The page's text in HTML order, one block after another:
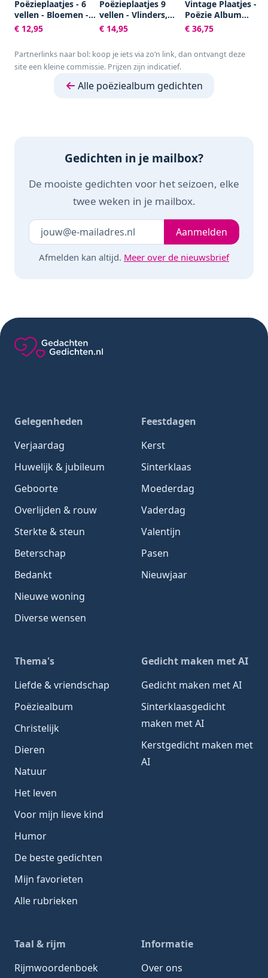
Poëzieplaatjes - 6
vellen - Bloemen -
Poëziealbum -
hobby - creatief -
vriendenboek -
dagboek -
€ 12,95
Poëzieplaatjes 9
vellen - Vlinders,
Vogels, Bloemen,
Poezen en Roosjes
€ 14,95
Vintage Plaatjes -
Poëzie Album
Plaatjes -
Knipplaatjes -
Maken - Allerlei -
€ 36,75
Partnerlinks naar bol: koop je iets via zo’n link, dan ontvangt deze
site een kleine commissie. Prijzen zijn indicatief.
Alle poëziealbum gedichten
Gedichten in je mailbox?
De mooiste gedichten voor het seizoen, elke
twee weken in je mailbox.
Laat dit veld leeg Je e-mailadresAanmelden
Afmelden kan altijd. Meer over de nieuwsbrief
Gelegenheden
Verjaardag
Huwelijk & jubileum
Geboorte
Overlijden & rouw
Sterkte & steun
Beterschap
Bedankt
Nieuwe woning
Diverse wensen
Feestdagen
Kerst
Sinterklaas
Moederdag
Vaderdag
Valentijn
Pasen
Nieuwjaar
Thema's
Liefde & vriendschap
Poëziealbum
Christelijk
Dieren
Natuur
Het leven
Voor mijn lieve kind
Humor
De beste gedichten
Mijn favorieten
Alle rubrieken
Gedicht maken met AI
Gedicht maken met AI
Sinterklaasgedicht
maken met AI
Kerstgedicht maken met
AI
Taal & rijm
Rijmwoordenboek
Informatie
Over ons